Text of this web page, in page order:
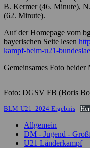
B. Kermer (46. Minute),
(62. Minute).
Auf der Homepage vom
bayerischen Seite lesen
kampf-beim-u21-
Gemeinsames Foto beider
Foto: DGSV FB (Boris
BLM-U21_2024-Ergebnis
Allgemein
DM - Jugend -
U21 Länderkampf